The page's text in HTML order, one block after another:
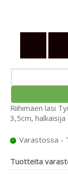
Riihimäen lasi
3,5cm,
Varastossa -
Tuotteita